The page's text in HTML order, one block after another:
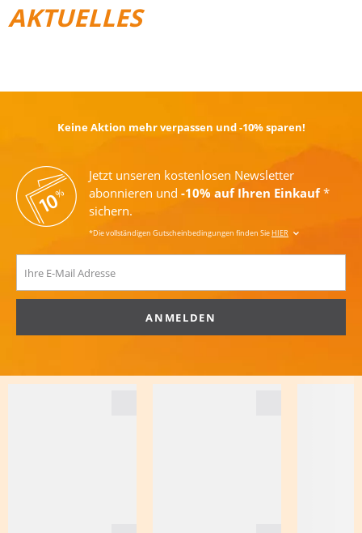
AKTUELLES
Keine Aktion mehr verpassen und -10% sparen!
Jetzt unseren kostenlosen Newsletter
abonnieren und -10% auf Ihren Einkauf*
sichern.
*Die vollständigen Gutscheinbedingungen finden SieHIER
ANMELDEN